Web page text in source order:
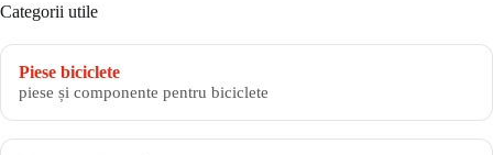
Categorii utile
Piese biciclete
piese și componente pentru biciclete